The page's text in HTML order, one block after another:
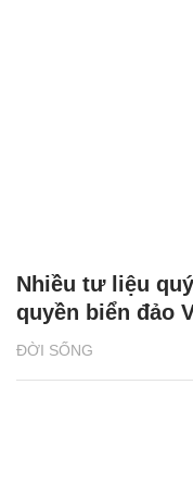
ĐỜI SỐNG
Nhiều tư liệu
quyền biển đảo